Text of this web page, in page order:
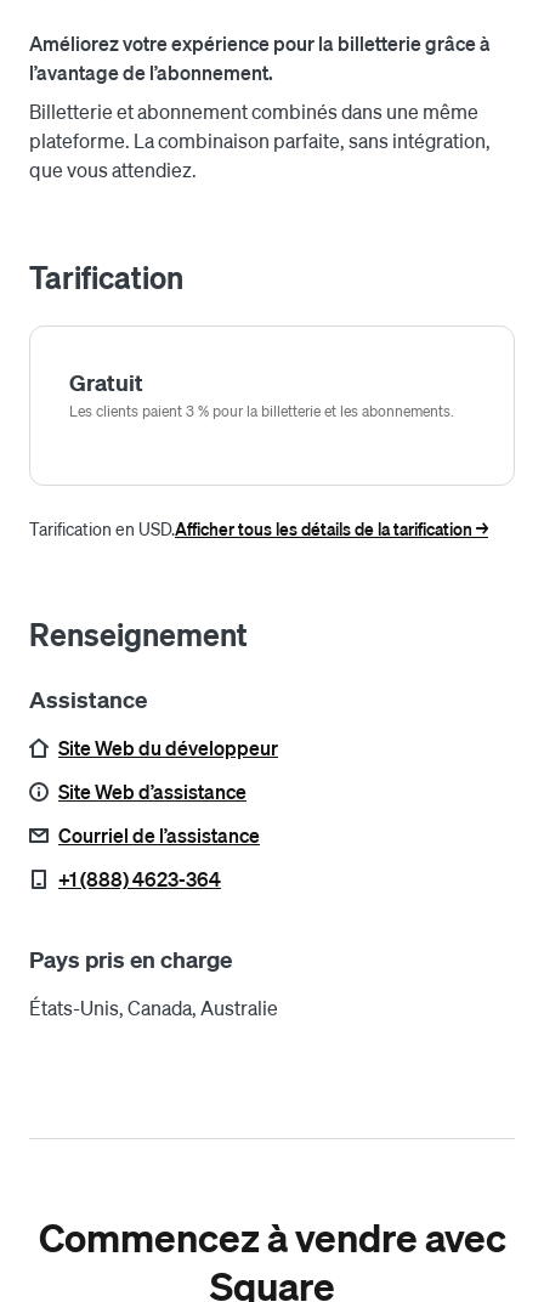
mobiles. Votre personnel peut donc l’utiliser pour
enregistrer les clients en cherchant leur nom ou en
vous pouvez également envoyer des messages par
texto ou par courriel aux membres et au personnel
pendant les événements. Grâce à la fonctionnalité
communauté de participants fidèles et assurer le succès
Améliorez votre expérience pour la billetterie grâce à
l’avantage de l’abonnement.
Billetterie et abonnement combinés dans une même
plateforme. La combinaison parfaite, sans intégration,
que vous attendiez.
Tarification
Gratuit
Les clients paient 3 % pour la billetterie et les abonnements.
Tarification en USD.Afficher tous les détails de la tarification ->
Renseignement
Assistance
Site Web du développeur
Site Web d’assistance
Courriel de l’assistance
+1 (888) 4623-364
Pays pris en charge
États-Unis, Canada, Australie
Commencez à vendre avec
Square